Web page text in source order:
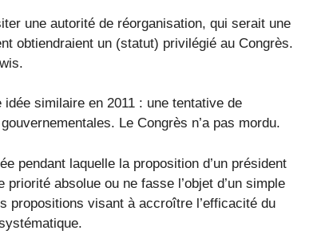
une autorité de réorganisation, qui serait une
obtiendraient un (statut) privilégié au Congrès.
similaire en 2011 : une tentative de
Le Congrès n’a pas mordu.
pendant laquelle la proposition d’un président
absolue ou ne fasse l’objet d’un simple
propositions visant à accroître l’efficacité du